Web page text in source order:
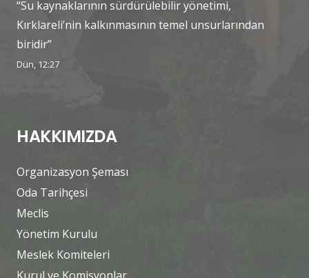
“Su kaynaklarının sürdürülebilir yönetimi,
Kırklareli’nin kalkınmasının temel unsurlarından
biridir”
Dün, 12:27
HAKKIMIZDA
Organizasyon Şeması
Oda Tarihçesi
Meclis
Yönetim Kurulu
Meslek Komiteleri